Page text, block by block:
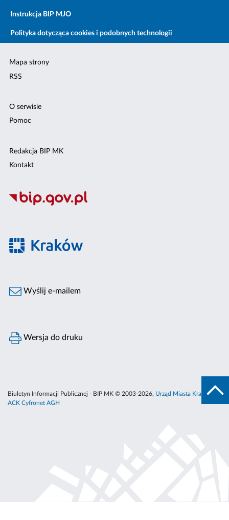
Instrukcja BIP MJO
Polityka dotycząca cookies i podobnych technologii
Mapa strony
RSS
O serwisie
Pomoc
Redakcja BIP MK
Kontakt
Wyślij e-mailem
Wersja do druku
Biuletyn Informacji Publicznej - BIP MK © 2003-2026, Urząd Miasta Krakowa
ACK Cyfronet AGH